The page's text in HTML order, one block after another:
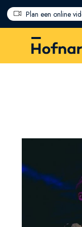
Overslaan en naar de
Plan een online